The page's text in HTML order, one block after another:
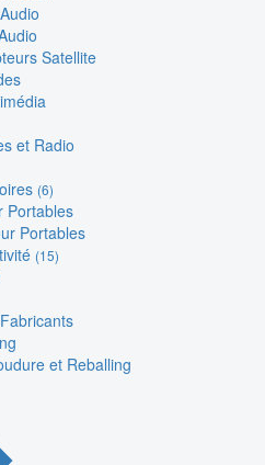
Satellite
et Radio
(6)
Portables
Portables
(15)
et Reballing